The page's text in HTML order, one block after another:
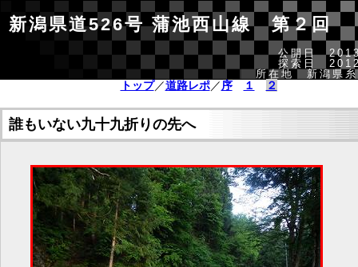
新潟県道526号 蒲池西山線 第２回
公開日
探索日
所在地 新潟県
トップ／道路レポ／序 １ ２
誰もいない九十九折りの先へ